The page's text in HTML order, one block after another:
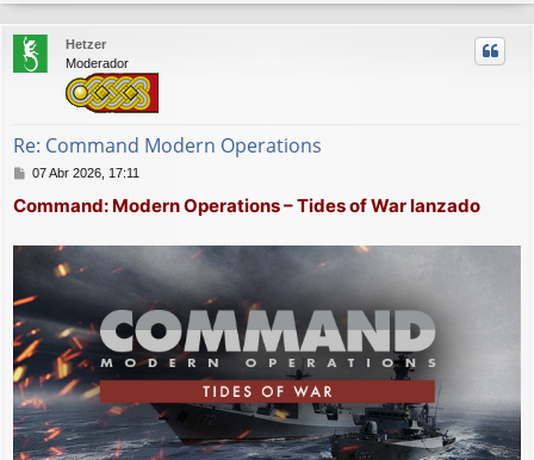
r
r
Hetzer
Moderador
Re: Command Modern Operations
M
n
a
07 Abr 2026, 17:11
Command: Modern Operations – Tides of War lanzado